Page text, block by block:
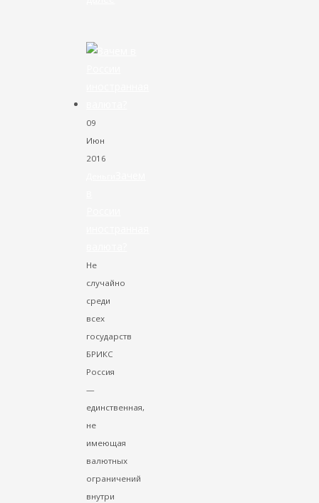
Twitter
09
Июн
2016
Не
случайно
среди
всех
государств
БРИКС
Россия
—
единственная,
не
имеющая
валютных
ограничений
внутри